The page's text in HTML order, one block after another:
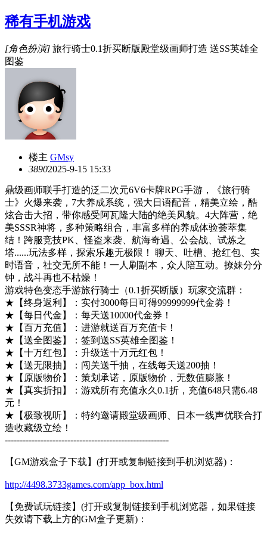
稀有手机游戏
[角色扮演] 旅行骑士0.1折买断版殿堂级画师打造 送SS英雄全
图鉴
楼主 GMsy
38902025-9-15 15:33
鼎级画师联手打造的泛二次元6V6卡牌RPG手游，《旅行骑
士》火爆来袭，7大养成系统，强大日语配音，精美立绘，酷
炫合击大招，带你感受阿瓦隆大陆的绝美风貌。4大阵营，绝
美SSSR神将，多种策略组合，丰富多样的养成体验荟萃集
结！跨服竞技PK、怪盗来袭、航海奇遇、公会战、试炼之
塔......玩法多样，探索乐趣无极限！ 聊天、吐槽、抢红包、实
时语音，社交无所不能！一人刷副本，众人陪互动。撩妹分分
钟，战斗再也不枯燥！
游戏特色变态手游旅行骑士（0.1折买断版）玩家交流群：
★【终身返利】：实付3000每日可得99999999代金劵！
★【每日代金】：每天送10000代金券！
★【百万充值】：进游就送百万充值卡！
★【送全图鉴】：签到送SS英雄全图鉴！
★【十万红包】：升级送十万元红包！
★【送无限抽】：闯关送千抽，在线每天送200抽！
★【原版物价】：策划承诺，原版物价，无数值膨胀！
★【真实折扣】：游戏所有充值永久0.1折，充值648只需6.48
元！
★【极致视听】：特约邀请殿堂级画师、日本一线声优联合打
造收藏级立绘！
-------------------------------------------------------
【GM游戏盒子下载】(打开或复制链接到手机浏览器)：
http://4498.3733games.com/app_box.html
【免费试玩链接】(打开或复制链接到手机浏览器，如果链接
失效请下载上方的GM盒子更新)：